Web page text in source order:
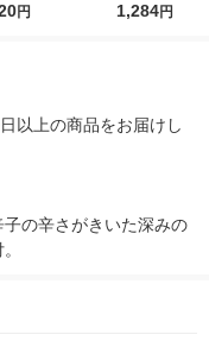
500ml 1箱（24
円
ウ） by
1,284円
以上の商品をお届けし
の辛さがきいた深みの